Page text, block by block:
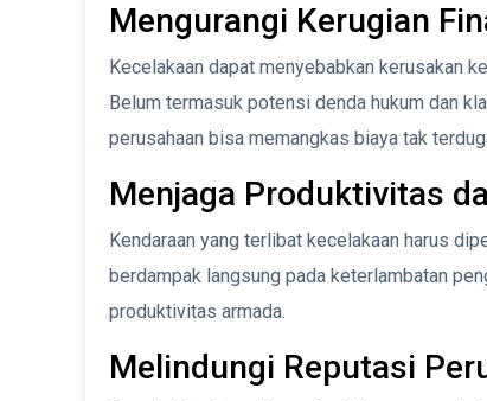
Mengurangi Kerugian
Kecelakaan dapat menyebabkan kerusakan
Belum termasuk potensi denda hukum dan
perusahaan bisa memangkas biaya tak
Menjaga Produktivitas
Kendaraan yang terlibat kecelakaan harus
berdampak langsung pada keterlambatan
produktivitas armada.
Melindungi Reputasi